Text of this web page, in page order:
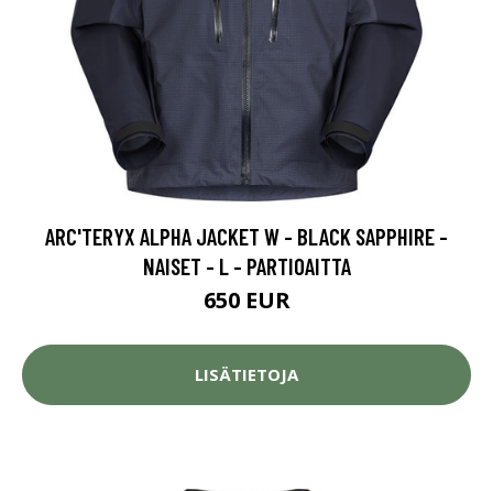
ARC'TERYX ALPHA JACKET W - BLACK SAPPHIRE -
NAISET - L - PARTIOAITTA
650 EUR
LISÄTIETOJA